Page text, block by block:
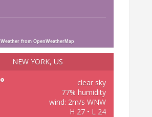
Weather from OpenWeatherMap
NEW YORK, US
°
clear sky
77% humidity
wind: 2m/s WNW
H 27 • L 24